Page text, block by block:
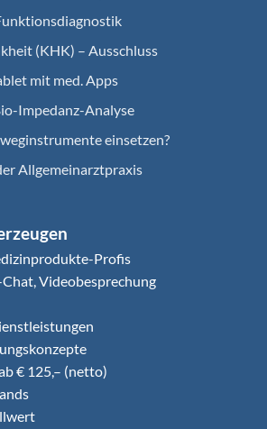
(KHK) – Ausschluss
mit med. Apps
Impedanz-Analyse
einsetzen?
Allgemeinarztpraxis
Profis
Videobesprechung
€ 125,– (netto)